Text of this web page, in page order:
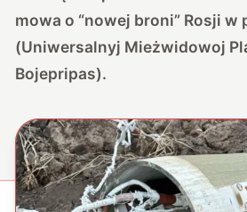
mowa o “nowej broni” Rosji w
(Uniwersalnyj Mieżwidowoj
Bojepripas).